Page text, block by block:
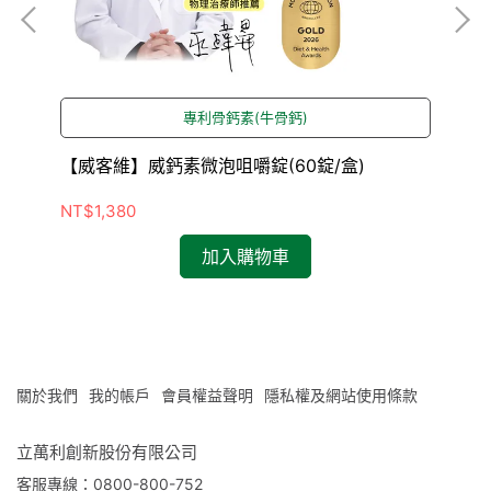
專利骨鈣素(牛骨鈣)
【威客維】威鈣素微泡咀嚼錠(60錠/盒)
NT$1,380
加入購物車
關於我們 我的帳戶 會員權益聲明 隱私權及網站使用條款
立萬利創新股份有限公司
客服專線：0800-800-752